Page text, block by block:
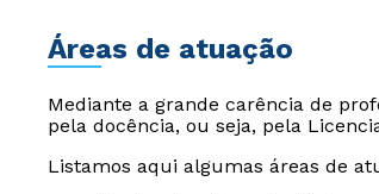
Áreas de atuação
Mediante a grande carência de
pela docência, ou seja, pela
Listamos aqui algumas áreas de